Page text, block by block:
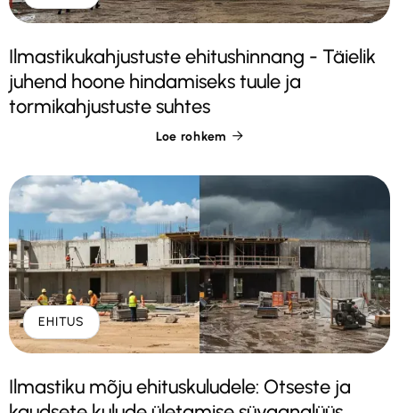
Ilmastikukahjustuste ehitushinnang - Täielik
juhend hoone hindamiseks tuule ja
tormikahjustuste suhtes
Loe rohkem 
EHITUS
Ilmastiku mõju ehituskuludele: Otseste ja